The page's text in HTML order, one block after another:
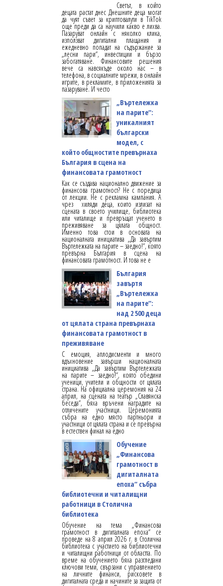
Светът, в който
децата растат днес Днешните деца могат
да чуят съвет за криптовалути в TikTok
още преди да са научили какво е лихва.
Пазаруват онлайн с няколко клика,
използват дигитални плащания и
ежедневно попадат на съдържание за
„лесни пари“, инвестиции и бързо
забогатяване. Финансовите решения
вече са навсякъде около нас – в
телефона, в социалните мрежи, в онлайн
игрите, в рекламите, в приложенията за
пазаруване. И често
„Въртележка
на парите“:
уникалният
български
модел, с
който общностите превърнаха
България в сцена на
финансовата грамотност
Как се създава национално движение за
финансова грамотност? Не с поредица
от лекции. Не с рекламна кампания. А
чрез хиляди деца, които излизат на
сцената в своето училище, библиотека
или читалище и превръщат ученето в
преживяване за цялата общност.
Именно това стои в основата на
националната инициатива „Да завъртим
Въртележката на парите – заедно!“, която
превърна България в сцена на
финансовата грамотност. И това не е
България
завъртя
„Въртележка
на парите“:
над 2 500 деца
от цялата страна превърнаха
финансовата грамотност в
преживяване
С емоция, аплодисменти и много
вдъхновение завърши националната
инициатива „Да завъртим Въртележката
на парите – заедно!“, която обедини
ученици, учители и общности от цялата
страна. На официална церемония на 24
април, на сцената на театър „Славянска
беседа“, бяха връчени наградите на
отличените участници. Церемонията
събра на едно място партньори и
участници от цялата страна и се превърна
в естествен финал на едно
Обучение
„Финансова
грамотност в
дигиталната
епоха“ събра
библиотечни и читалищни
работници в Столична
библиотека
Обучение на тема „Финансова
грамотност в дигиталната епоха“ се
проведе на 8 април 2026 г. в Столична
библиотека с участието на библиотечни
и читалищни работници от областта. По
време на обучението бяха разгледани
ключови теми, свързани с управлението
на личните финанси, рисковете в
дигиталната среда и начините за защита от